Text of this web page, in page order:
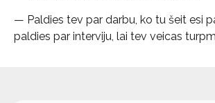
— Paldies tev par darbu, ko tu šeit esi
paldies par interviju, lai tev veicas